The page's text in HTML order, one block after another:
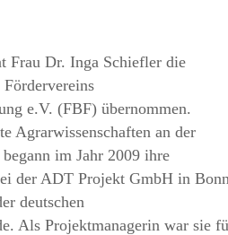
Frau Dr. Inga Schiefler die
Fördervereins
e.V. (FBF) übernommen.
Agrarwissenschaften an der
im Jahr 2009 ihre
der ADT Projekt GmbH in
deutschen
Als Projektmanagerin war sie